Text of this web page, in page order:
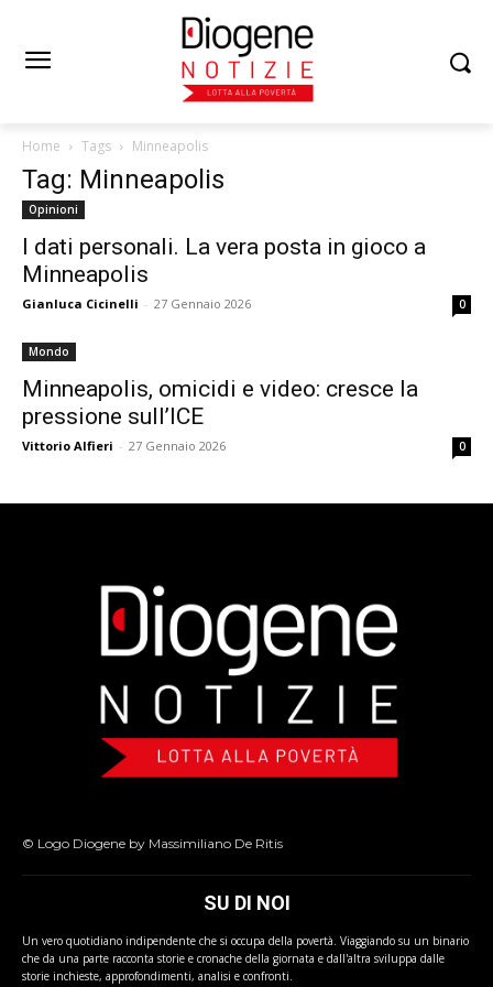
Home Tags Minneapolis
Tag: Minneapolis
Opinioni
I dati personali. La vera posta in gioco a
Minneapolis
Gianluca Cicinelli - 27 Gennaio 2026 0
Mondo
Minneapolis, omicidi e video: cresce la
pressione sull’ICE
Vittorio Alfieri - 27 Gennaio 2026 0
© Logo Diogene by Massimiliano De Ritis
SU DI NOI
Un vero quotidiano indipendente che si occupa della povertà. Viaggiando su un binario
che da una parte racconta storie e cronache della giornata e dall'altra sviluppa dalle
storie inchieste, approfondimenti, analisi e confronti.